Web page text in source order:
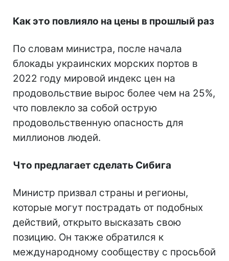
Как это повлияло на цены в прошлый раз
По словам министра, после начала
блокады украинских морских портов в
2022 году мировой индекс цен на
продовольствие вырос более чем на 25%,
что повлекло за собой острую
продовольственную опасность для
миллионов людей.
Что предлагает сделать Сибига
Министр призвал страны и регионы,
которые могут пострадать от подобных
действий, открыто высказать свою
позицию. Он также обратился к
международному сообществу с просьбой